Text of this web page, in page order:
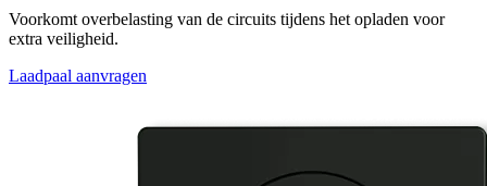
Voorkomt overbelasting van de circuits tijdens het opladen voor
extra veiligheid.
Laadpaal aanvragen